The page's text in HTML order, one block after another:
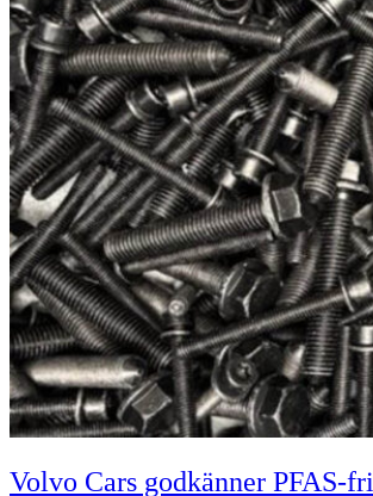
Volvo Cars godkänner PFAS-fri